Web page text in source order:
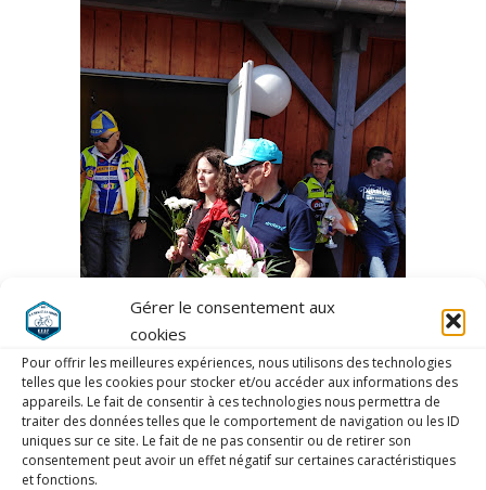
Gérer le consentement aux
cookies
Pour offrir les meilleures expériences, nous utilisons des technologies
telles que les cookies pour stocker et/ou accéder aux informations des
appareils. Le fait de consentir à ces technologies nous permettra de
traiter des données telles que le comportement de navigation ou les ID
uniques sur ce site. Le fait de ne pas consentir ou de retirer son
consentement peut avoir un effet négatif sur certaines caractéristiques
et fonctions.
Course dans le nord il y a le vélo et les
frites ça rigole pas.